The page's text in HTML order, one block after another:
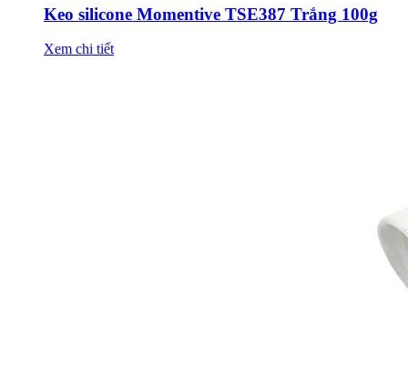
Keo silicone Momentive TSE387 Trắng 100g
Xem chi tiết